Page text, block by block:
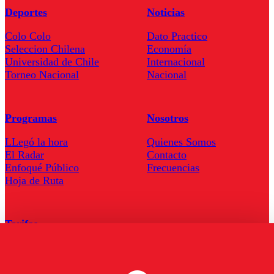
Deportes
Colo Colo
Seleccion Chilena
Universidad de Chile
Torneo Nacional
Noticias
Dato Practico
Economía
Internacional
Nacional
Programas
LLegó la hora
El Radar
Enfoqué Público
Hoja de Ruta
Nosotros
Quienes Somos
Contacto
Frecuencias
Tarifas